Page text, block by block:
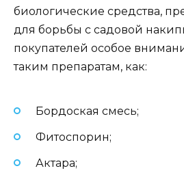
биологические средства,
для борьбы с садовой
покупателей особое
таким препаратам, как:
Бордоская смесь;
Фитоспорин;
Актара;